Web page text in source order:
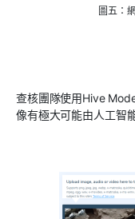
圖五：
查核團隊使用Hive
像有極大可能由人工智